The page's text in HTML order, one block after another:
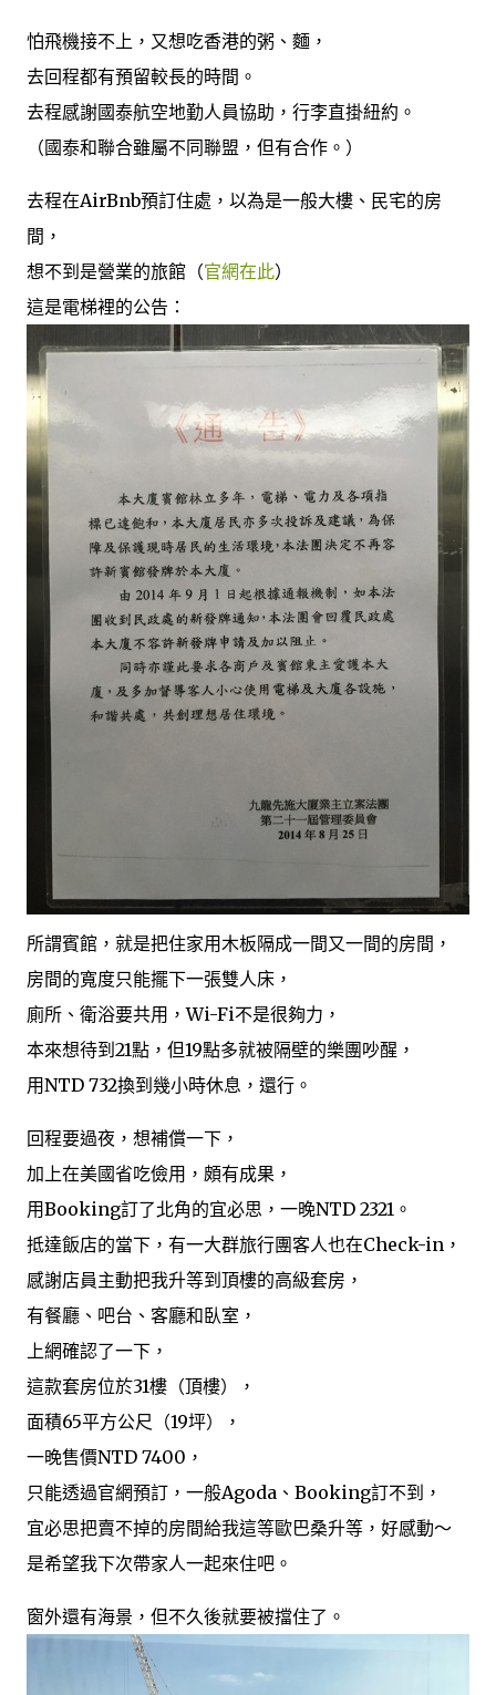
怕飛機接不上，又想吃香港的粥、麵，
去回程都有預留較長的時間。
去程感謝國泰航空地勤人員協助，行李直掛紐約。
（國泰和聯合雖屬不同聯盟，但有合作。）
去程在AirBnb預訂住處，以為是一般大樓、民宅的房
間，
想不到是營業的旅館（官網在此）
這是電梯裡的公告：
所謂賓館，就是把住家用木板隔成一間又一間的房間，
房間的寬度只能擺下一張雙人床，
廁所、衛浴要共用，Wi-Fi不是很夠力，
本來想待到21點，但19點多就被隔壁的樂團吵醒，
用NTD 732換到幾小時休息，還行。
回程要過夜，想補償一下，
加上在美國省吃儉用，頗有成果，
用Booking訂了北角的宜必思，一晚NTD 2321。
抵達飯店的當下，有一大群旅行團客人也在Check-in，
感謝店員主動把我升等到頂樓的高級套房，
有餐廳、吧台、客廳和臥室，
上網確認了一下，
這款套房位於31樓（頂樓），
面積65平方公尺（19坪），
一晚售價NTD 7400，
只能透過官網預訂，一般Agoda、Booking訂不到，
宜必思把賣不掉的房間給我這等歐巴桑升等，好感動～
是希望我下次帶家人一起來住吧。
窗外還有海景，但不久後就要被擋住了。